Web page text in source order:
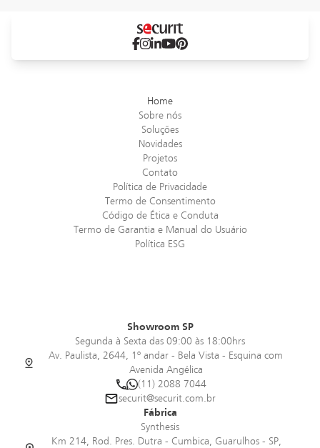
Home
Sobre nós
Soluções
Novidades
Projetos
Contato
Política de Privacidade
Termo de Consentimento
Código de Ética e Conduta
Termo de Garantia e Manual do Usuário
Política ESG
Showroom SP
Segunda à Sexta das 09:00 às 18:00hrs
Av. Paulista, 2644, 1º andar - Bela Vista - Esquina com
Avenida Angélica
(11) 2088 7044
securit@securit.com.br
Fábrica
Synthesis
Km 214, Rod. Pres. Dutra - Cumbica, Guarulhos - SP,